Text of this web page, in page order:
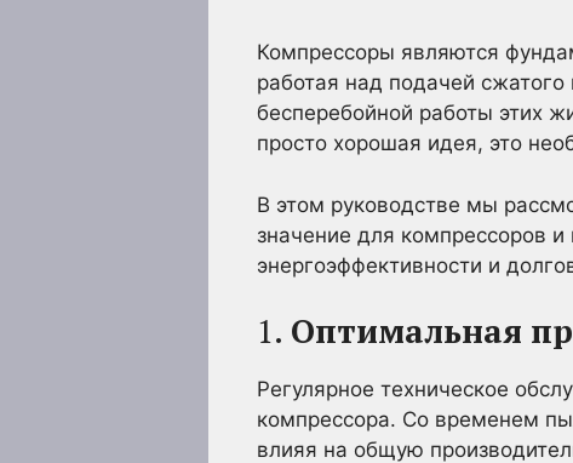
Компрессоры являются
работая над подачей
бесперебойной работы этих
просто хорошая идея, это
В этом руководстве мы
значение для компрессоров и
энергоэффективности и
1. Оптимальная
Регулярное техническое
компрессора. Со временем
влияя на общую